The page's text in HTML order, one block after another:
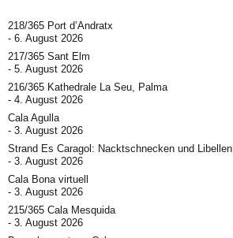
218/365 Port d’Andratx
6. August 2026
217/365 Sant Elm
5. August 2026
216/365 Kathedrale La Seu, Palma
4. August 2026
Cala Agulla
3. August 2026
Strand Es Caragol: Nacktschnecken und Libellen
3. August 2026
Cala Bona virtuell
3. August 2026
215/365 Cala Mesquida
3. August 2026